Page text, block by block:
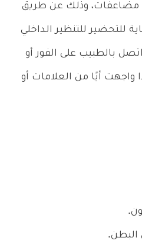
مضاعفات، وذلك عن طريق
للتحضير للتنظير الداخلي
بالطبيب على الفور أو
واجهت أيًا من العلامات أو
البطن.